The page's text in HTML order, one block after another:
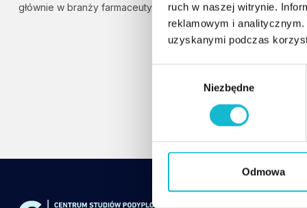
ruch w naszej witrynie.
reklamowym i
uzyskanymi podczas
d
Niezbędne
Odmowa
głównie w branży farmaceutycznej.